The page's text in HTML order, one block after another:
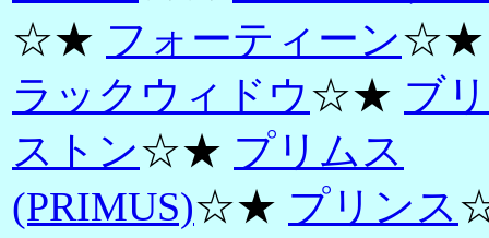
☆★ フォーティーン
ラックウィドウ☆★ ブ
ストン☆★ プリムス
(PRIMUS)☆★ プリンス